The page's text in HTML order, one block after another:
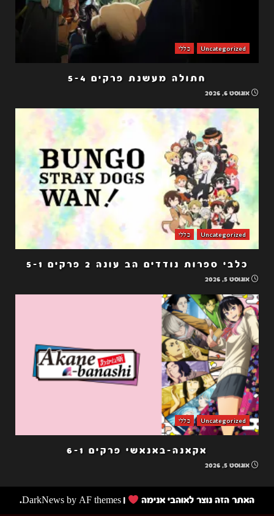
Uncategorized כללי
חתולה מעשנת פרקים 5-4
אוגוסט 6, 2026
Uncategorized כללי
כלבי ספרות נודדים הב עונה 2 פרקים 5-1
אוגוסט 5, 2026
Uncategorized כללי
אקאנה-באנאשי פרקים 6-1
אוגוסט 5, 2026
האתר הזה נוצר לאוהבי אנימה |
DarkNewsby AF themes.